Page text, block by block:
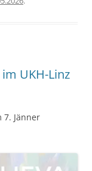
UKH-Linz
Jänner